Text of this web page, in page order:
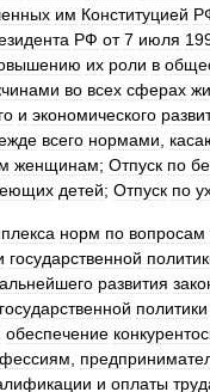
им Конституцией
РФ от 7 июля
их роли в
во всех сферах
и экономического
всего нормами
женщинам; Отпуск по
детей; Отпуск по
норм по вопросам
государственной
развития
государственной политики
обеспечение
и оплаты